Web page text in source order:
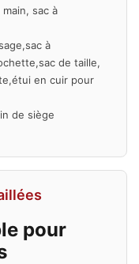
sac à
à
de taille,
en cuir pour
de siège
pour